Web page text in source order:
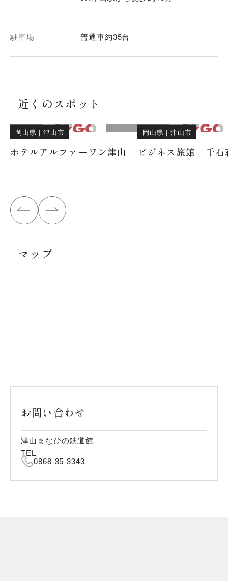
駐車場 普通車約35台
近くのスポット
岡山県 ｜津山市
ホテルアルファーワン津山
岡山県 ｜津山市
ビジネス旅館 千石
マップ
お問い合わせ
津山まなびの鉄道館
TEL
0868-35-3343